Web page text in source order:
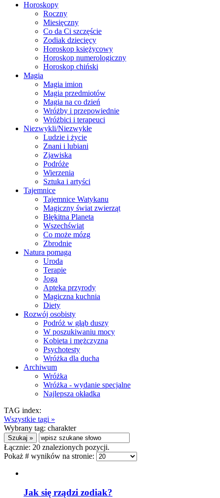
Horoskopy
Roczny
Miesięczny
Co da Ci szczęście
Zodiak dziecięcy
Horoskop księżycowy
Horoskop numerologiczny
Horoskop chiński
Magia
Magia imion
Magia przedmiotów
Magia na co dzień
Wróżby i przepowiednie
Wróżbici i terapeuci
Niezwykli/Niezwykłe
Ludzie i życie
Znani i lubiani
Zjawiska
Podróże
Wierzenia
Sztuka i artyści
Tajemnice
Tajemnice Watykanu
Magiczny świat zwierząt
Błękitna Planeta
Wszechświat
Co może mózg
Zbrodnie
Natura pomaga
Uroda
Terapie
Joga
Apteka przyrody
Magiczna kuchnia
Diety
Rozwój osobisty
Podróż w głąb duszy
W poszukiwaniu mocy
Kobieta i mężczyzna
Psychotesty
Wróżka dla ducha
Archiwum
Wróżka
Wróżka - wydanie specjalne
Najlepsza okładka
TAG index:
Wszystkie tagi »
Wybrany tag: charakter
Łącznie: 20 znalezionych pozycji.
Pokaż # wyników na stronie:
Jak się rządzi zodiak?